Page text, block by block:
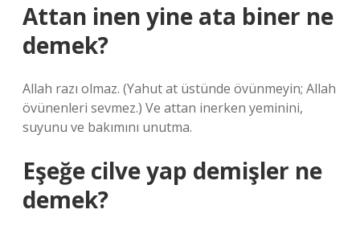
Attan inen yine ata biner ne
demek?
Allah razı olmaz. (Yahut at üstünde övünmeyin; Allah
övünenleri sevmez.) Ve attan inerken yeminini,
suyunu ve bakımını unutma.
Eşeğe cilve yap demişler ne
demek?